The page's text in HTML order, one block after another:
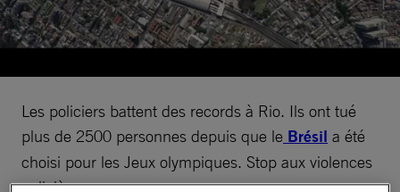
Les policiers battent des records à Rio. Ils ont tué
plus de 2500 personnes depuis que le Brésil a été
choisi pour les Jeux olympiques. Stop aux violences
policières.